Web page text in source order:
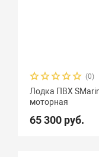
(0)
Лодка ПВХ
моторная
65 300 руб.